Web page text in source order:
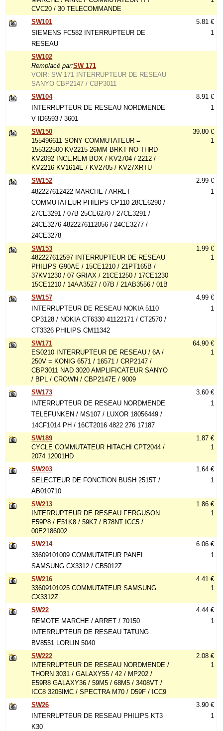
CVC20 / 30 TELECOMMANDE
SW101
SIEMENS FC582 INTERRUPTEUR DE
RESEAU
5.81 €
1
SW102
Remplacé par:SW 171
VOIR: SW 171 INTERRUPTEUR DE RESEAU
SANYO CBP2147 / CBP3011
SW104
INTERRUPTEUR DE RESEAU NORDMENDE
V ID6593 / 3601
8.91 €
1
SW150
155496611 SONY COMMUTATEUR =
155322500 KV2215 26MM BRKT NO THRD
KV2092 INCL.REM BOX / KV2704 / 2212 /
KV2216 KV1614E / KV2705 / KV27XRTU
39.80 €
1
SW152
482227612422 MARCHE / ARRET
COMMUTATEUR PHILIPS CP110 28CE6290 /
27CE3291 / 07B 25CE6270 / 27CE3291 /
24CE3276 4822276112056 / 24CE3277 /
24CE3278
2.99 €
1
SW153
482227612597 INTERRUPTEUR DE RESEAU
PHILIPS G90AE / 15CE1210 / 21PT165B /
37KV1230 / 07 GRIAX / 21CE1250 / 17CE1230
15CE1210 / 14AA3527 / 07B / 21AB3556 / 01B
1.99 €
1
SW157
INTERRUPTEUR DE RESEAU NOKIA 5110
CP3128 / NOKIA CT6330 41122171 / CT2570 /
CT3326 PHILIPS CM11342
4.99 €
1
SW171
ES0210 INTERRUPTEUR DE RESEAU / 6A /
250V = KONIG 6571 / 16571 / CRP2147 /
CBP3011 NAD 3020 AMPLIFICATEUR SANYO
/ BPL / CROWN / CBP2147E / 9009
64.90 €
1
SW173
INTERRUPTEUR DE RESEAU NORDMENDE
TELEFUNKEN / MS107 / LUXOR 18056449 /
14CF1014 PH / 16CT2016 4822 276 17187
3.60 €
1
SW189
CYCLE COMMUTATEUR HITACHI CPT2044 /
2074 12001HD
1.87 €
1
SW203
SELECTEUR DE FONCTION BUSH 2515T /
AB010710
1.64 €
1
SW213
INTERRUPTEUR DE RESEAU FERGUSON
E59P8 / E51K8 / 59K7 / B78NT ICC5 /
00E2186002
1.86 €
1
SW214
33609101009 COMMUTATEUR PANEL
SAMSUNG CX3312 / CB5012Z
6.06 €
1
SW216
33609101025 COMMUTATEUR SAMSUNG
CX3312Z
4.41 €
1
SW22
REMOTE MARCHE / ARRET / 70150
INTERRUPTEUR DE RESEAU TATUNG
BV8551 LORLIN 5040
4.44 €
1
SW222
INTERRUPTEUR DE RESEAU NORDMENDE /
THORN 3031 / GALAXY55 / 42 / MP202 /
E59R8 GALAXY36 / 59M5 / 68M5 / 3408VT /
ICC8 3205IMC / SPECTRA M70 / D59F / ICC9
2.08 €
1
SW26
INTERRUPTEUR DE RESEAU PHILIPS KT3
K30
3.90 €
1